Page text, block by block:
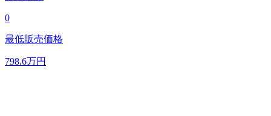
0
最低販売価格
798.6万円